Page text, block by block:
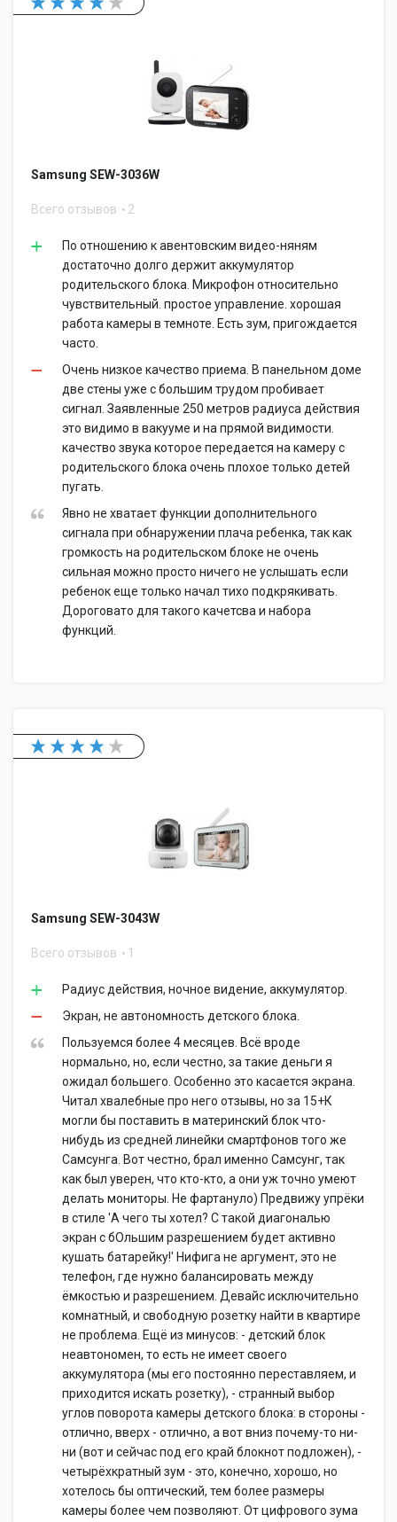
Samsung SEW-3036W
Всего отзывов 2
По отношению к авентовским видео-няням
достаточно долго держит аккумулятор
родительского блока. Микрофон относительно
чувствительный. простое управление. хорошая
работа камеры в темноте. Есть зум, пригождается
часто.
Очень низкое качество приема. В панельном доме
две стены уже с большим трудом пробивает
сигнал. Заявленные 250 метров радиуса действия
это видимо в вакууме и на прямой видимости.
качество звука которое передается на камеру с
родительского блока очень плохое только детей
пугать.
Явно не хватает функции дополнительного
сигнала при обнаружении плача ребенка, так как
громкость на родительском блоке не очень
сильная можно просто ничего не услышать если
ребенок еще только начал тихо подкрякивать.
Дороговато для такого качетсва и набора
функций.
Samsung SEW-3043W
Всего отзывов 1
Радиус действия, ночное видение, аккумулятор.
Экран, не автономность детского блока.
Пользуемся более 4 месяцев. Всё вроде
нормально, но, если честно, за такие деньги я
ожидал большего. Особенно это касается экрана.
Читал хвалебные про него отзывы, но за 15+К
могли бы поставить в материнский блок что-
нибудь из средней линейки смартфонов того же
Самсунга. Вот честно, брал именно Самсунг, так
как был уверен, что кто-кто, а они уж точно умеют
делать мониторы. Не фартануло) Предвижу упрёки
в стиле 'А чего ты хотел? С такой диагональю
экран с бОльшим разрешением будет активно
кушать батарейку!' Нифига не аргумент, это не
телефон, где нужно балансировать между
ёмкостью и разрешением. Девайс исключительно
комнатный, и свободную розетку найти в квартире
не проблема. Ещё из минусов: - детский блок
неавтономен, то есть не имеет своего
аккумулятора (мы его постоянно переставляем, и
приходится искать розетку), - странный выбор
углов поворота камеры детского блока: в стороны -
отлично, вверх - отлично, а вот вниз почему-то ни-
ни (вот и сейчас под его край блокнот подложен), -
четырёхкратный зум - это, конечно, хорошо, но
хотелось бы оптический, тем более размеры
камеры более чем позволяют. От цифрового зума